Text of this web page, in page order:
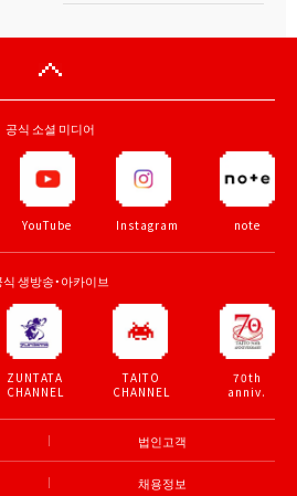
공식 소셜 미디어
YouTube Instagram note
생방송・아카이브
ZUNTATA
CHANNEL
TAITO
CHANNEL
70th
anniv.
법인고객
채용정보